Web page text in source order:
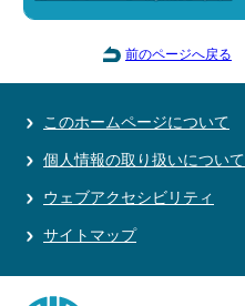
前のページへ戻る
このホームページについて
個人情報の取り扱いについて
ウェブアクセシビリティ
サイトマップ